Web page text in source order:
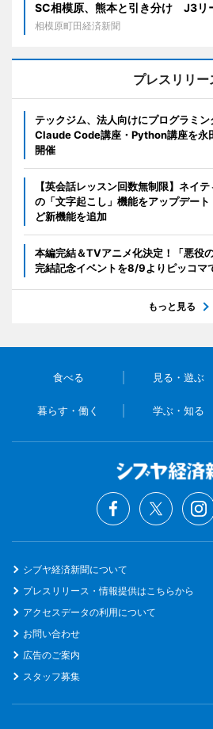
SC相模原、熊本と引き分け J3リ
相模原町田経済新聞
プレスリリー
テックジム、法人向けにプログラミン
Claude Code講座・Python講座を永
開催
【英会話レッスン回数無制限】ネイ
の「文字起こし」機能をアップデー
ど新機能を追加
本編完結＆TVアニメ化決定！「悪役
完結記念イベントを8/9よりピッコマ
もっと見る
食べる 見る・遊ぶ
暮らす・働く 学ぶ・知る
シブヤ経済新聞について
プレスリリース・情報提供はこちらから
アクセスデータの利用について
お問い合わせ
広告のご案内
スタッフ募集